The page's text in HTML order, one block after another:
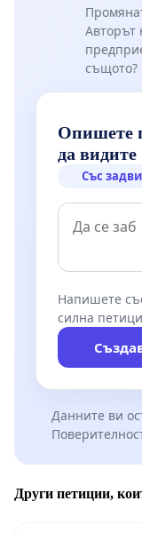
Авторът
същото?
Опишете
да видите
Със
Напишете
силна
Данните ви
Други петиции,